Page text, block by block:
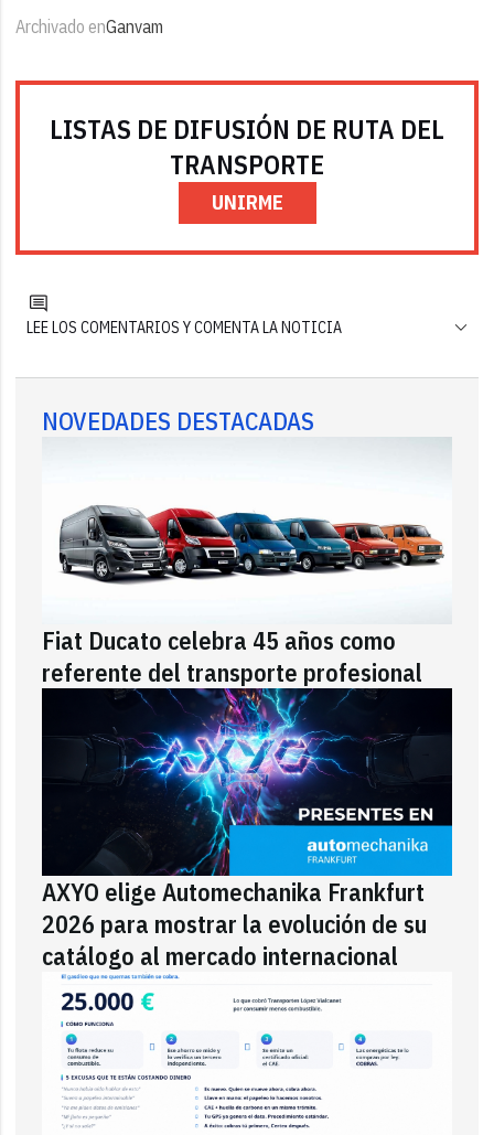
Archivado enGanvam
LISTAS DE DIFUSIÓN DE RUTA DEL
TRANSPORTE
UNIRME
LEE LOS COMENTARIOS Y COMENTA LA NOTICIA
NOVEDADES DESTACADAS
Fiat Ducato celebra 45 años como
referente del transporte profesional
AXYO elige Automechanika Frankfurt
2026 para mostrar la evolución de su
catálogo al mercado internacional